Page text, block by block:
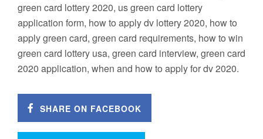
green card lottery 2020, us green card lottery
application form, how to apply dv lottery 2020, how to
apply green card, green card requirements, how to win
green card lottery usa, green card interview, green card
2020 application, when and how to apply for dv 2020.
SHARE ON FACEBOOK